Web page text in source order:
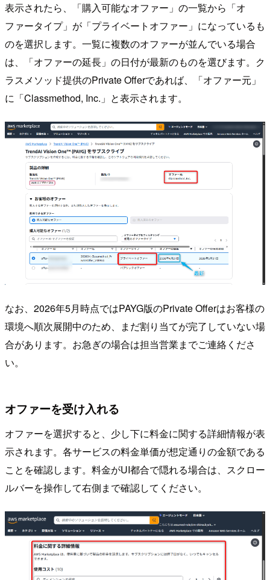
表示されたら、「購入可能なオファー」の一覧から「オ
ファータイプ」が「プライベートオファー」になっているも
のを選択します。一覧に複数のオファーが並んでいる場合
は、「オファーの延長」の日付が最新のものを選びます。ク
ラスメソッド提供のPrivate Offerであれば、「オファー元」
に「Classmethod, Inc.」と表示されます。
なお、2026年5月時点ではPAYG版のPrivate Offerはお客様の
環境へ順次展開中のため、まだ割り当てが完了していない場
合があります。お急ぎの場合は担当営業までご連絡くださ
い。
オファーを受け入れる
オファーを選択すると、少し下に料金に関する詳細情報が表
示されます。各サービスの料金単価が想定通りの金額である
ことを確認します。料金がUI都合で隠れる場合は、スクロー
ルバーを操作して右側まで確認してください。